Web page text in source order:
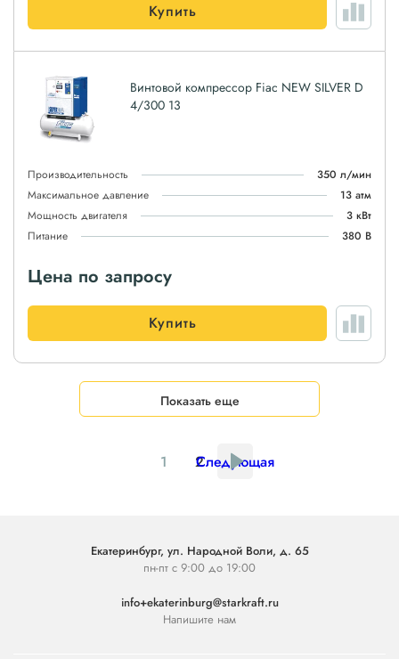
Купить
Винтовой компрессор Fiac NEW SILVER D
4/300 13
Производительность
350 л/мин
Максимальное давление
13 атм
Мощность двигателя
3 кВт
Питание
380 В
Цена по запросу
Купить
Показать еще
1 2
Следующая
Екатеринбург, ул. Народной Воли, д. 65
пн-пт с 9:00 до 19:00
info+ekaterinburg@starkraft.ru
Напишите нам